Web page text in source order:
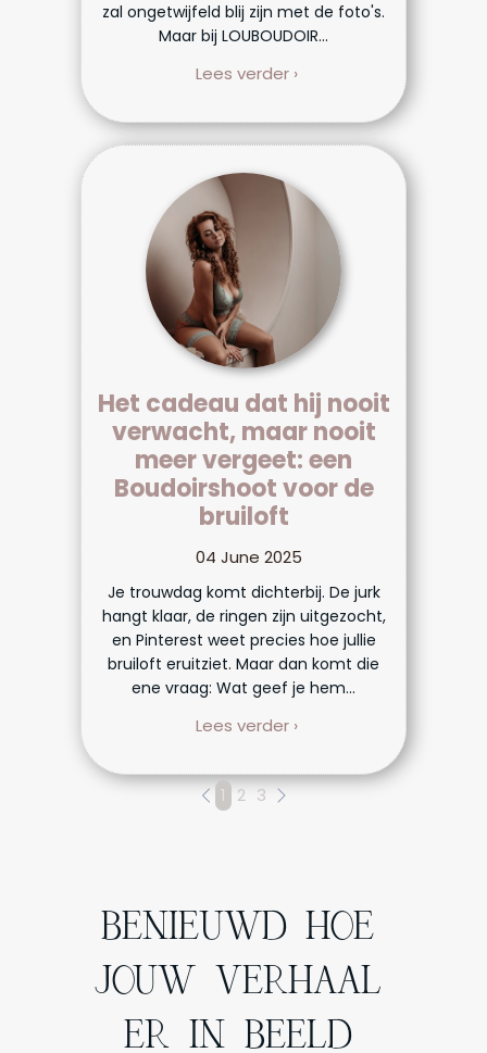
zal ongetwijfeld blij zijn met de foto's.
Maar bij LOUBOUDOIR...
Lees verder ›
Het cadeau dat hij nooit
verwacht, maar nooit
meer vergeet: een
Boudoirshoot voor de
bruiloft
04 June 2025
Je trouwdag komt dichterbij. De jurk
hangt klaar, de ringen zijn uitgezocht,
en Pinterest weet precies hoe jullie
bruiloft eruitziet. Maar dan komt die
ene vraag: Wat geef je hem...
Lees verder ›
1 2 3
BENIEUWD HOE
JOUW VERHAAL
ER IN BEELD